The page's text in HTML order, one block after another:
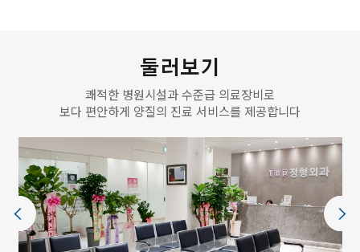
둘러보기
쾌적한 병원시설과 수준급 의료장비로
보다 편안하게 양질의 진료 서비스를 제공합니다